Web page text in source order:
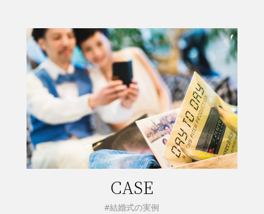
CASE
#結婚式の実例